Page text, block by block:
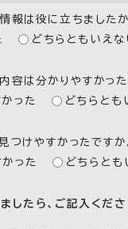
報は役に立ちましたか
どちらともいえな
容は分かりやすかった
った
どちらとも
つけやすかったですか
った
どちらとも
したら、ご記入くだ